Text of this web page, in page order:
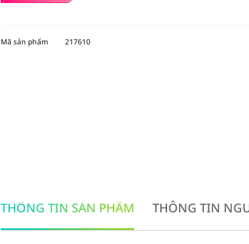
Mã sản phẩm 217610
THÔNG TIN SẢN PHẨM THÔNG TIN